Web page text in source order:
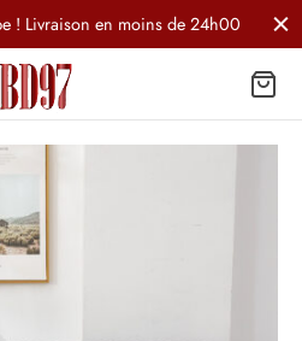
! Livraison en moins de 24h00